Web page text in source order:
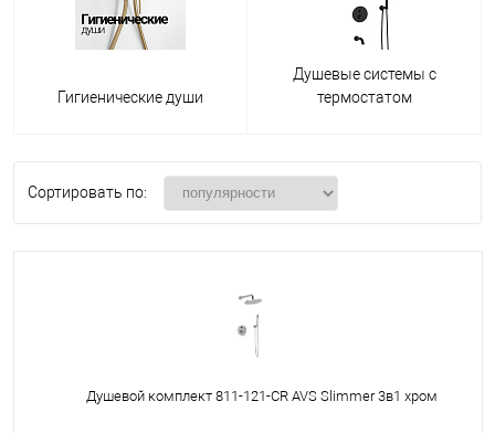
Гигиенические души
Душевые системы с
термостатом
Сортировать по:
Душевой комплект 811-121-CR AVS Slimmer 3в1 хром